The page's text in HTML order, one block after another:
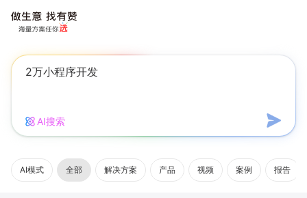
AI搜索
AI模式 全部 解决方案 产品 视频 案例 报告